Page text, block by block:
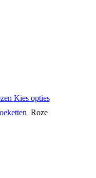
Kies opties
Roze